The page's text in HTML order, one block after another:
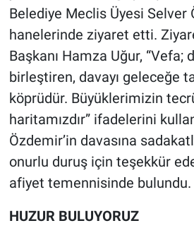
Belediye Meclis Üyesi Selver
hanelerinde ziyaret etti.
Başkanı Hamza Uğur, “Vefa;
birleştiren, davayı geleceğe
köprüdür. Büyüklerimizin
haritamızdır” ifadelerini
Özdemir’in davasına
onurlu duruş için teşekkür
afiyet temennisinde bulundu.
HUZUR BULUYORUZ